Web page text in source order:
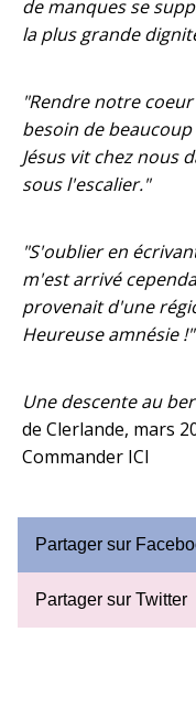
de manques se
la plus grande
"Rendre notre
besoin de
Jésus vit chez nous
sous l'escalier."
"S'oublier en
m'est arrivé
provenait d'une
Heureuse amnésie !"
Une descente au
de Clerlande, mars
Commander ICI
Partager sur
Partager sur Twitter